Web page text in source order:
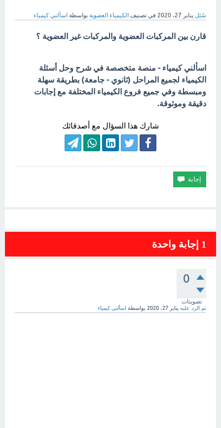
سُئل يناير 27، 2020 في تصنيف الكيمياء العضوية بواسطة اسألني كيمياء
قارن بين المركبات العضوية والمركبات غير العضوية ؟
اسألني كيمياء - منصة متخصصة في شرح وحل أسئلة
الكيمياء لجميع المراحل (ثانوي - جامعة) بطريقة سهلة
ومبسطة وفي جميع فروع الكيمياء المختلفة مع إجابات
دقيقة وموثوقة.
شارك هذا السؤال مع أصدقائك
1 إجابة واحدة
0
تصويتات
تم الرد عليه يناير 27، 2020 بواسطة اسألنى كيمياء